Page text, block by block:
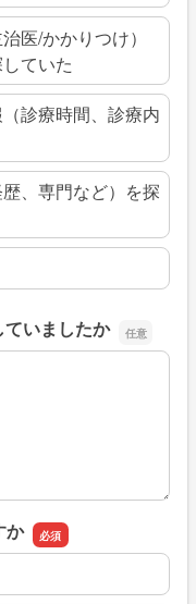
医/かかりつけ）
ていた
診療時間、診療内
、専門など）を探
いましたか
いましたか
か